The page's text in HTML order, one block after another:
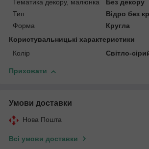
Тематика декору, малюнка
Без декору
Тип
Відро без
Форма
Кругла
Користувальницькі характеристики
Колір
Світло-
Приховати
Умови доставки
Нова Пошта
Всі умови доставки